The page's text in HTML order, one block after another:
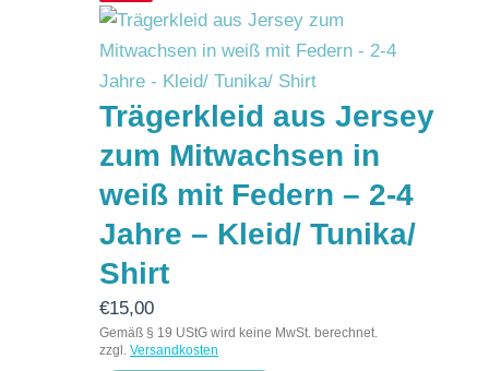
Trägerkleid aus Jersey
zum Mitwachsen in
weiß mit Federn – 2-4
Jahre – Kleid/ Tunika/
Shirt
€15,00
Gemäß § 19 UStG wird keine MwSt. berechnet.
zzgl. Versandkosten